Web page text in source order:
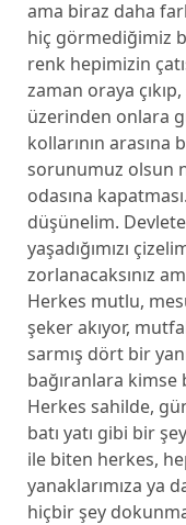
ama biraz daha
hiç görmediğimiz
renk hepimizin
zaman oraya
üzerinden onlara
kollarının arasına
sorunumuz olsun
odasına
düşünelim. Devlete
yaşadığımızı
zorlanacaksınız
Herkes mutlu,
şeker akıyor,
sarmış dört bir
bağıranlara kimse
Herkes sahilde,
batı yatı gibi bir
ile biten herkes,
yanaklarımıza ya
hiçbir şey